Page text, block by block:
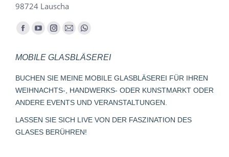
98724 Lauscha
Finden Sie uns auf:
Facebook
opens
in
new
window
YouTube
opens
in
new
window
Instagram
opens
in
new
window
E-
page
opens
in
new
Whatsapp
opens
in
new
window
MOBILE GLASBLÄSEREI
BUCHEN SIE MEINE MOBILE GLASBLÄSEREI FÜR IHREN
WEIHNACHTS-, HANDWERKS- ODER KUNSTMARKT ODER
ANDERE EVENTS UND VERANSTALTUNGEN.
LASSEN SIE SICH LIVE VON DER FASZINATION DES
GLASES BERÜHREN!